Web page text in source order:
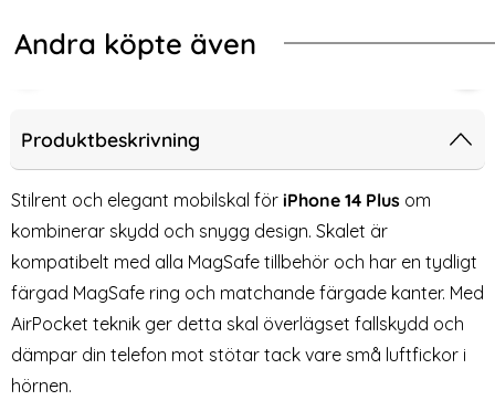
Andra köpte även
MagFlex Cobalt Violet
iPhone 17 Pro Skal MagSafe MagFlex Cosmic Orange
iPhone 14 Plus Skal - Transparant2-
Produktbeskrivning
Stilrent och elegant mobilskal för iPhone 14 Plus om
kombinerar skydd och snygg design. Skalet är
kompatibelt med alla MagSafe tillbehör och har en tydligt
färgad MagSafe ring och matchande färgade kanter. Med
AirPocket teknik ger detta skal överlägset fallskydd och
dämpar din telefon mot stötar tack vare små luftfickor i
hörnen.